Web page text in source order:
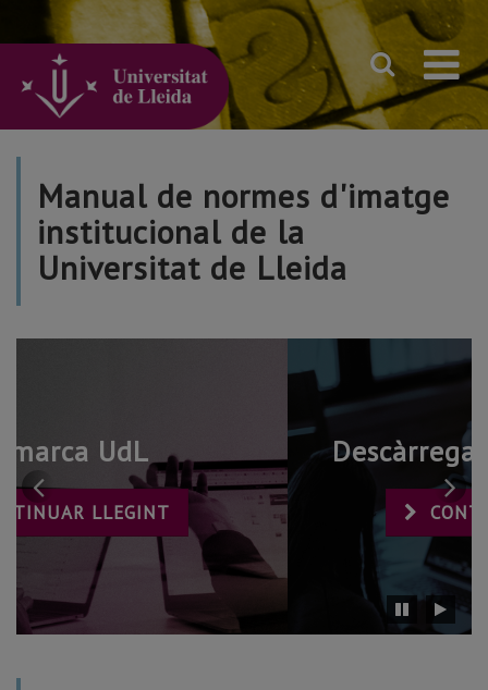
principal
Manual de normes d'imatge
institucional de la
Universitat de Lleida
Detener
carrusel
Descàrrega de la marca UdL
CONTINUAR LLEGINT
Ir
a
diapositiva
anterior
Ir
a